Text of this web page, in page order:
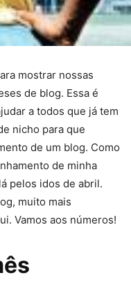
mostrar nossas
de blog. Essa é
a todos que já tem
nicho para que
de um blog. Como
de minha
pelos idos de abril.
muito mais
Vamos aos números!